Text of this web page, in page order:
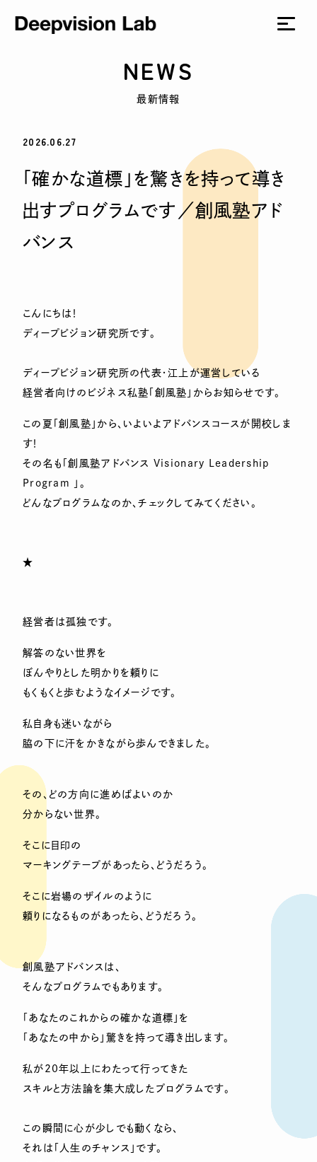
NEWS
最新情報
2026.06.27
「確かな道標」を驚きを持って導き
出すプログラムです／創風塾アド
バンス
こんにちは！
ディープビジョン研究所です。
ディープビジョン研究所の代表・江上が運営している
経営者向けのビジネス私塾「創風塾」からお知らせです。
この夏「創風塾」から、いよいよアドバンスコースが開校しま
す！
その名も「創風塾アドバンス Visionary Leadership
Program 」。
どんなプログラムなのか、チェックしてみてください。
★
経営者は孤独です。
解答のない世界を
ぼんやりとした明かりを頼りに
もくもくと歩むようなイメージです。
私自身も迷いながら
脇の下に汗をかきながら歩んできました。
その、どの方向に進めばよいのか
分からない世界。
そこに目印の
マーキングテープがあったら、どうだろう。
そこに岩場のザイルのように
頼りになるものがあったら、どうだろう。
創風塾アドバンスは、
そんなプログラムでもあります。
「あなたのこれからの確かな道標」を
「あなたの中から」驚きを持って導き出します。
私が20年以上にわたって行ってきた
スキルと方法論を集大成したプログラムです。
この瞬間に心が少しでも動くなら、
それは「人生のチャンス」です。